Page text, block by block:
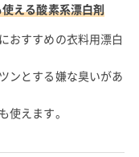
える酸素系漂白剤
おすすめの衣料用漂白
ンとする嫌な臭いがあ
使えます。